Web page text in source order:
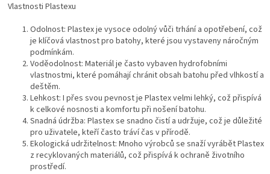
Vlastnosti Plastexu
Odolnost: Plastex je vysoce odolný vůči trhání a opotřebení, což
je klíčová vlastnost pro batohy, které jsou vystaveny náročným
podmínkám.
Voděodolnost: Materiál je často vybaven hydrofobními
vlastnostmi, které pomáhají chránit obsah batohu před vlhkostí a
deštěm.
Lehkost: I přes svou pevnost je Plastex velmi lehký, což přispívá
k celkové nosnosti a komfortu při nošení batohu.
Snadná údržba: Plastex se snadno čistí a udržuje, což je důležité
pro uživatele, kteří často tráví čas v přírodě.
Ekologická udržitelnost: Mnoho výrobců se snaží vyrábět Plastex
z recyklovaných materiálů, což přispívá k ochraně životního
prostředí.